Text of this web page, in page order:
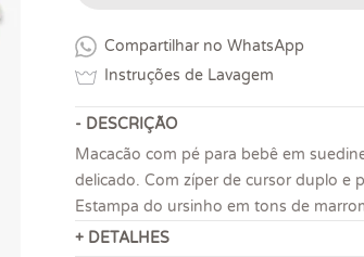
Compartilhar no WhatsApp
Instruções de Lavagem
- DESCRIÇÃO
Macacão com pé para bebê em
delicado. Com zíper de cursor duplo e
Estampa do ursinho em tons de
+ DETALHES